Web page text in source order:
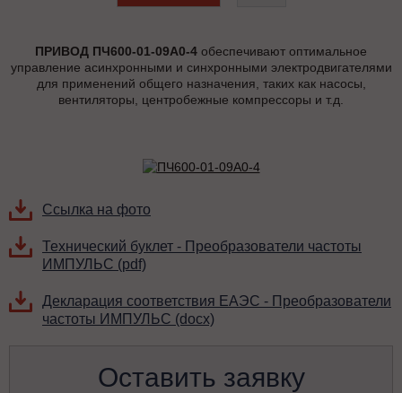
ПРИВОД ПЧ600-01-09А0-4 обеспечивают оптимальное
управление асинхронными и синхронными электродвигателями
для применений общего назначения, таких как насосы,
вентиляторы, центробежные компрессоры и т.д.
Ссылка на фото
Технический буклет - Преобразователи частоты
ИМПУЛЬС (pdf)
Декларация соответствия ЕАЭС - Преобразователи
частоты ИМПУЛЬС (docx)
Оставить заявку